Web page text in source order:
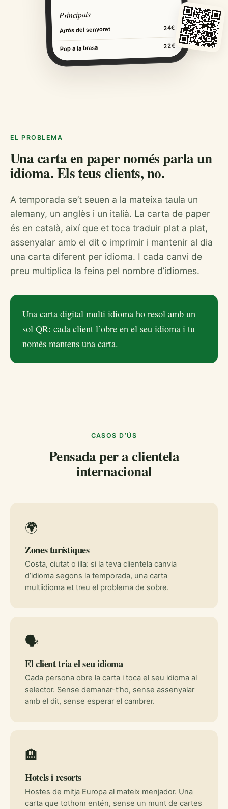
Principals
Arròs del senyoret 24€
Pop a la brasa 22€
EL PROBLEMA
Una carta en paper només parla un
idioma. Els teus clients, no.
A temporada se’t seuen a la mateixa taula un
alemany, un anglès i un italià. La carta de paper
és en català, així que et toca traduir plat a plat,
assenyalar amb el dit o imprimir i mantenir al dia
una carta diferent per idioma. I cada canvi de
preu multiplica la feina pel nombre d’idiomes.
Una carta digital multi idioma ho resol amb un
sol QR: cada client l’obre en el seu idioma i tu
només mantens una carta.
CASOS D’ÚS
Pensada per a clientela
internacional
🌍
Zones turístiques
Costa, ciutat o illa: si la teva clientela canvia
d’idioma segons la temporada, una carta
multiidioma et treu el problema de sobre.
🗣️
El client tria el seu idioma
Cada persona obre la carta i toca el seu idioma al
selector. Sense demanar-t’ho, sense assenyalar
amb el dit, sense esperar el cambrer.
🏨
Hotels i resorts
Hostes de mitja Europa al mateix menjador. Una
carta que tothom entén, sense un munt de cartes